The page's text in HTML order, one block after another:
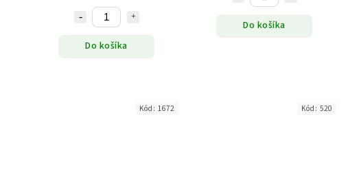
Do košíka
Do košíka
Kód: 1672 Kód: 520